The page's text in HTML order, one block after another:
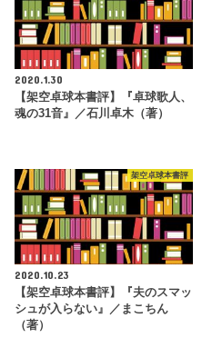
2020.1.30
【架空卓球本書評】『卓球歌人、
魂の31音』／石川卓木（著）
架空卓球本書評
2020.10.23
【架空卓球本書評】『夫のスマッ
シュが入らない』／まこちん
（著）